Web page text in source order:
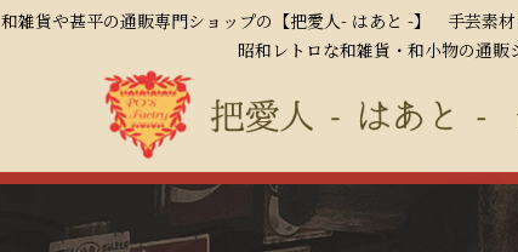
和雑貨や甚平の通販専門ショップの【把愛人- はあと -】 手芸素材
昭和レトロな和雑貨・和小物の通販